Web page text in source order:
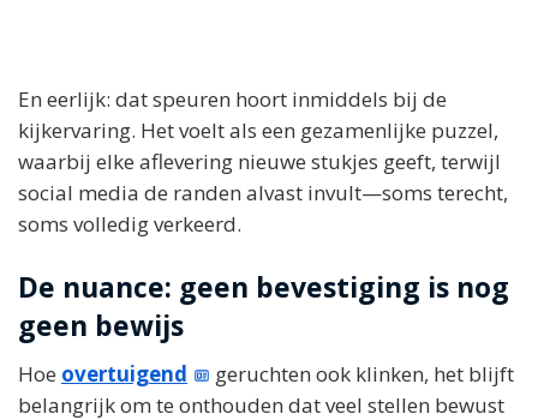
En eerlijk: dat speuren hoort inmiddels bij de
kijkervaring. Het voelt als een gezamenlijke puzzel,
waarbij elke aflevering nieuwe stukjes geeft, terwijl
social media de randen alvast invult—soms terecht,
soms volledig verkeerd.
De nuance: geen bevestiging is nog
geen bewijs
Hoe overtuigend
geruchten ook klinken, het blijft
belangrijk om te onthouden dat veel stellen bewust